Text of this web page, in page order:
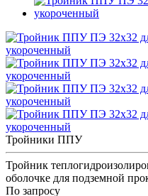
Тройники ППУ
Тройник
оболочке для подземной
По запросу